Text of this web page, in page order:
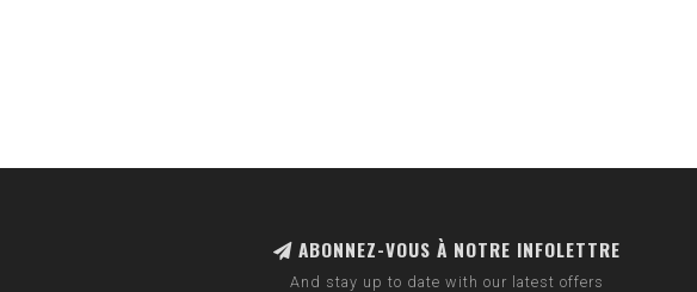
ABONNEZ-VOUS À NOTRE INFOLETTRE
And stay up to date with our latest offers